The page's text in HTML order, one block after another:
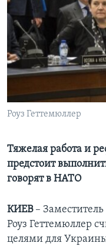
Learning English
СОЦИАЛЬНЫЕ СЕТИ
Языки
Роуз Геттемюллер
Тяжелая работа и
предстоит
говорят в НАТО
КИЕВ–
Роуз Геттемюллер
целями для